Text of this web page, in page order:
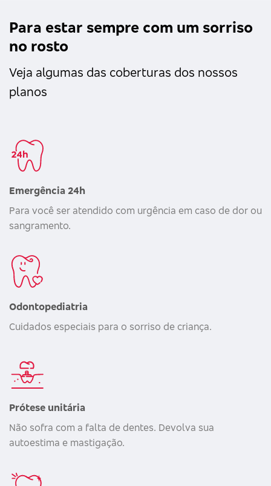
Para estar sempre com um sorriso
no rosto
Veja algumas das coberturas dos nossos
planos
Emergência 24h
Para você ser atendido com urgência em caso de dor ou
sangramento.
Odontopediatria
Cuidados especiais para o sorriso de criança.
Prótese unitária
Não sofra com a falta de dentes. Devolva sua
autoestima e mastigação.